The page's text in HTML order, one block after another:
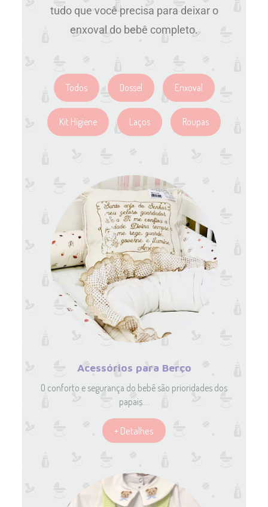
tudo que você precisa para deixar o
enxoval do bebê completo.
Todos Dossel Enxoval
Kit Higiene Laços Roupas
Acessórios para Berço
O conforto e segurança do bebê são prioridades dos
papais.…
+ Detalhes